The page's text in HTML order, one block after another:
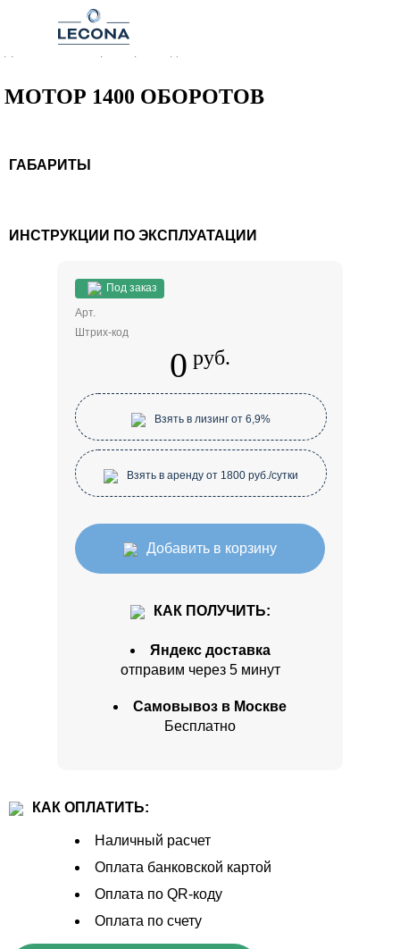
– Для штукатурных станций
МОТОР 1400 ОБОРОТОВ
ГАБАРИТЫ
ИНСТРУКЦИИ ПО ЭКСПЛУАТАЦИИ
Под заказ
Арт.
Штрих-код
0 руб.
Взять в лизинг от 6,9%
Взять в аренду от 1800 руб./сутки
Добавить в корзину
КАК ПОЛУЧИТЬ:
Яндекс доставка
отправим через 5 минут
Самовывоз в Москве
Бесплатно
КАК ОПЛАТИТЬ:
Наличный расчет
Оплата банковской картой
Оплата по QR-коду
Оплата по счету